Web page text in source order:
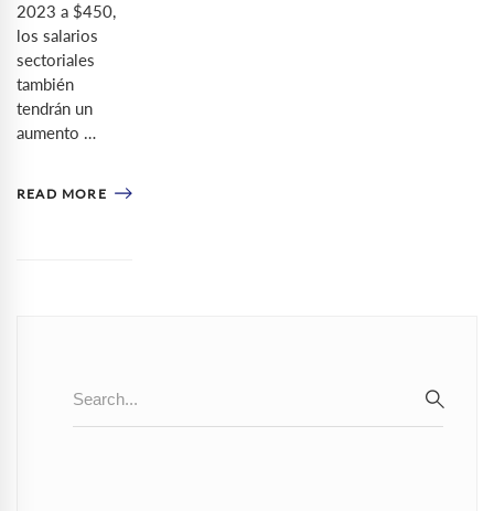
2023 a $450,
los salarios
sectoriales
también
tendrán un
aumento …
READ MORE
for: